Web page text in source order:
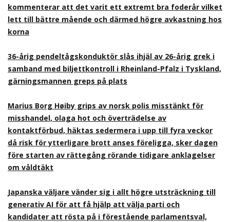
kommenterar att det varit ett extremt bra foderår vilket
lett till bättre mående och därmed högre avkastning hos
korna
36-årig pendeltågskonduktör slås ihjäl av 26-årig grek i
samband med biljettkontroll i Rheinland-Pfalz i Tyskland,
gärningsmannen greps på plats
Marius Borg Høiby grips av norsk polis misstänkt för
misshandel, olaga hot och överträdelse av
kontaktförbud, häktas sedermera i upp till fyra veckor
då risk för ytterligare brott anses föreligga, sker dagen
före starten av rättegång rörande tidigare anklagelser
om våldtäkt
Japanska väljare vänder sig i allt högre utsträckning till
generativ AI för att få hjälp att välja parti och
kandidater att rösta på i förestående parlamentsval,